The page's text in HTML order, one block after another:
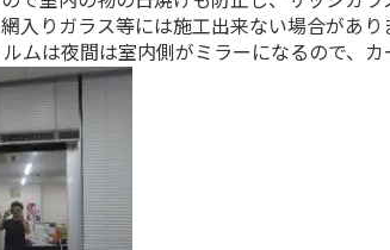
入りガラス等には施工出来ない場合があり
ムは夜間は室内側がミラーになるので、